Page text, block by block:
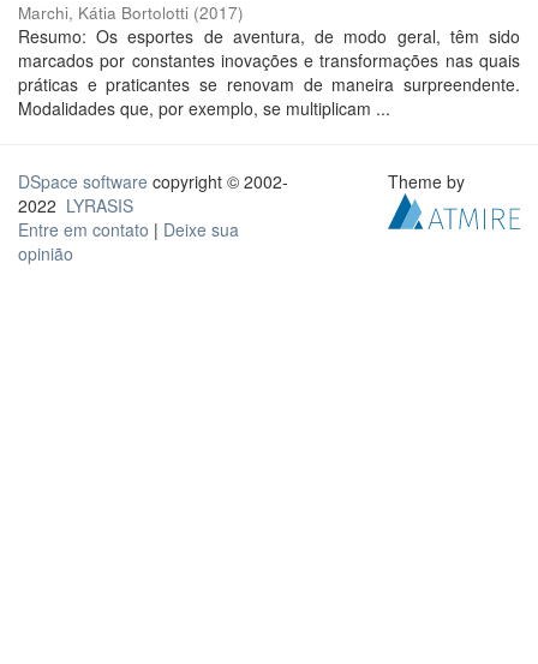
Marchi, Kátia Bortolotti (2017)
Resumo: Os esportes de aventura, de modo geral, têm sido
marcados por constantes inovações e transformações nas quais
práticas e praticantes se renovam de maneira surpreendente.
Modalidades que, por exemplo, se multiplicam ...
DSpace software copyright © 2002-
2022 LYRASIS
Entre em contato | Deixe sua
opinião
Theme by